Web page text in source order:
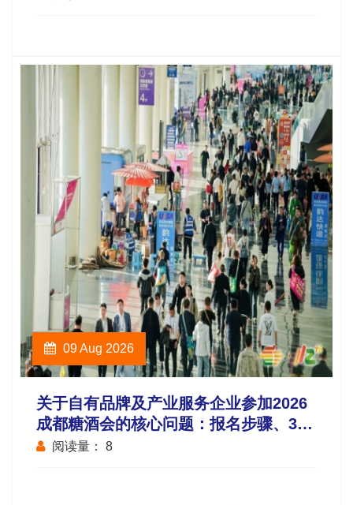
09 Aug 2026
关于自有品牌及产业服务企业参加2026
成都糖酒会的核心问题：报名步骤、3月
举办时间地点、所需费用全解答
阅读量： 8